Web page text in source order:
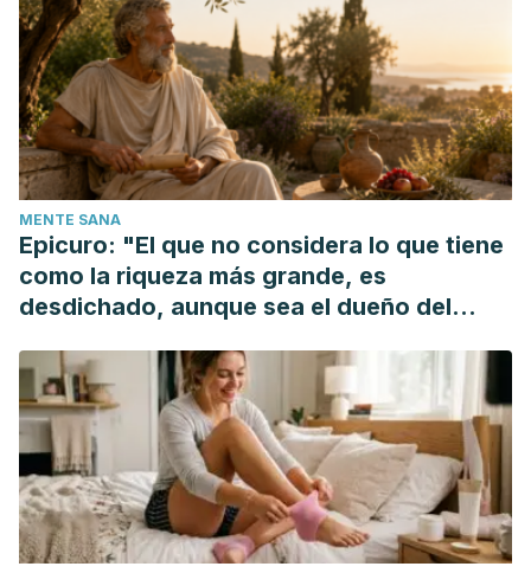
tratarlas ? Ojeras. (n.d.). 4 secretos para eliminar las
ojeras. (n.d.), 30.
MENTE SANA
Epicuro: "El que no considera lo que tiene
como la riqueza más grande, es
desdichado, aunque sea el dueño del